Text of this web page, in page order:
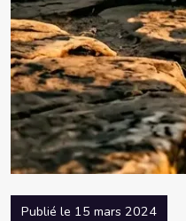
Publié le 15 mars 2024